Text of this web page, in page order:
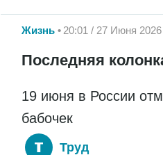
Жизнь 20:01 / 27 Июня 2026
Последняя
19 июня в России
бабочек
Труд